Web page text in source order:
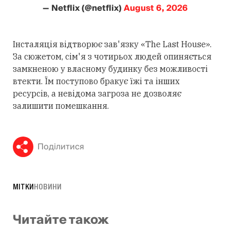
— Netflix (@netflix)August 6, 2026
Інсталяція відтворює зав'язку «The Last House».
За сюжетом, сім'я з чотирьох людей опиняється
замкненою у власному будинку без можливості
втекти. Їм поступово бракує їжі та інших
ресурсів, а невідома загроза не дозволяє
залишити помешкання.
Поділитися
МІТКИНОВИНИ
Читайте також